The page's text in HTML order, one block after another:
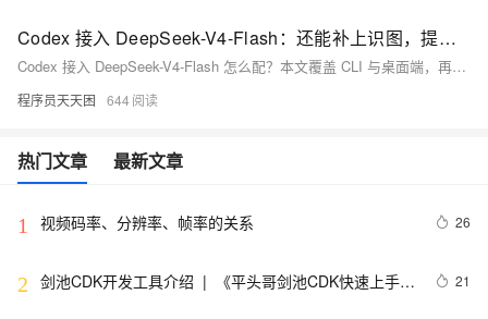
Codex 接入 DeepSeek-V4-Flash：还能补上识图，提供两套方案
Codex 接入 DeepSeek-V4-Flash 怎么配？本文覆盖 CLI 与桌面端，再用 qwen3-vl-flash 补识图，两套方案可直接照做
程序员天天困 644
热门文章 最新文章
1 视频码率、分辨率、帧率的关系 26
2 剑池CDK开发工具介绍  |  《平头哥剑池CDK快速上手指
21